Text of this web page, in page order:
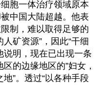
胞一体治疗领域原本
中国大陆超越。他表
制，难以取得足够的
矿资源”，因此“干细
说明，现在已出现一条
的边缘地区的”妇女，
”。透过“以各种手段